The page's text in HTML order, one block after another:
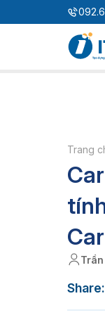
Giải
3S
Giải
Trang
Share: